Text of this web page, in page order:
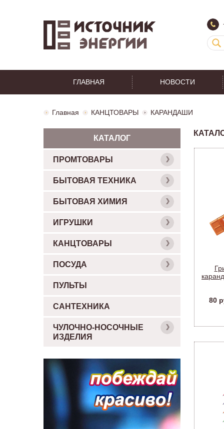
ГЛАВНАЯ НОВОСТИ
Главная КАНЦТОВАРЫ КАРАНДАШИ
80
КАТАЛОГ
ПРОМТОВАРЫ
БЫТОВАЯ ТЕХНИКА
БЫТОВАЯ ХИМИЯ
ИГРУШКИ
КАНЦТОВАРЫ
ПОСУДА
ПУЛЬТЫ
САНТЕХНИКА
ЧУЛОЧНО-НОСОЧНЫЕ
ИЗДЕЛИЯ